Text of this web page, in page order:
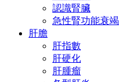
認識腎臟
急性腎功能衰竭
肝膽
肝指數
肝硬化
肝腫瘤